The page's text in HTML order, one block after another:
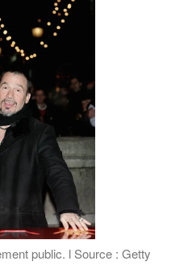
public. l Source : Getty